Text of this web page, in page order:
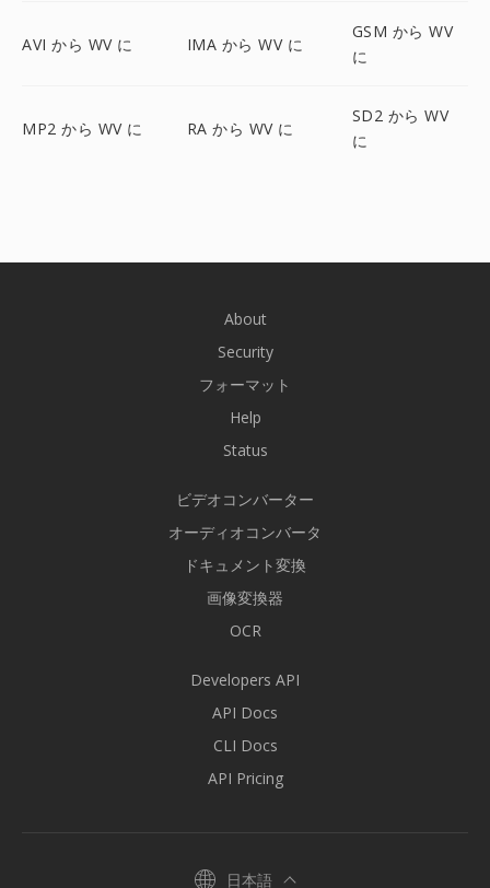
AVI から WV に IMA から WV に
GSM から WV
に
MP2 から WV に RA から WV に
SD2 から WV
に
About
Security
フォーマット
Help
Status
ビデオコンバーター
オーディオコンバータ
ドキュメント変換
画像変換器
OCR
Developers API
API Docs
CLI Docs
API Pricing
日本語